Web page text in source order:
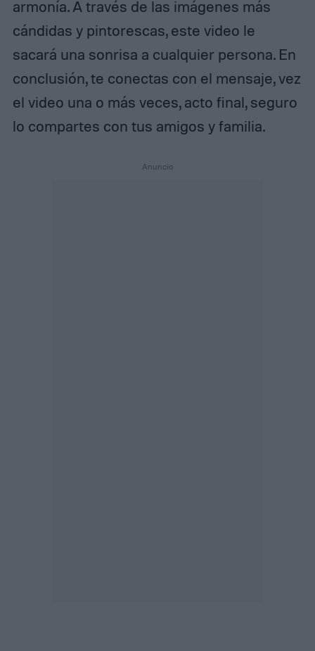
armonía. A través de las imágenes más
cándidas y pintorescas, este video le
sacará una sonrisa a cualquier persona. En
conclusión, te conectas con el mensaje, vez
el video una o más veces, acto final, seguro
lo compartes con tus amigos y familia.